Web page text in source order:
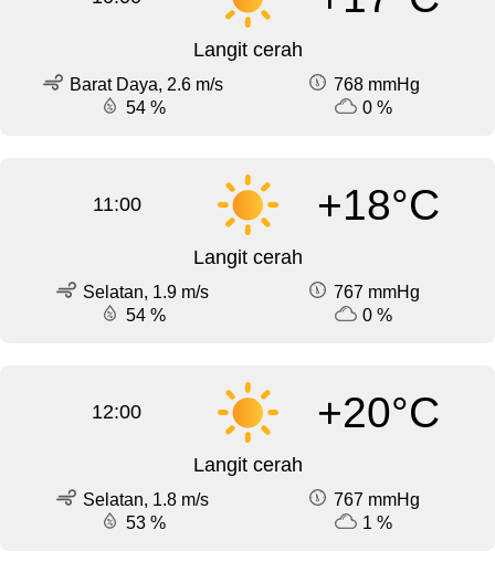
Langit cerah
Barat Daya, 2.6 m/s
768 mmHg
54 %
0 %
11:00 +18°C
Langit cerah
Selatan, 1.9 m/s
767 mmHg
54 %
0 %
12:00 +20°C
Langit cerah
Selatan, 1.8 m/s
767 mmHg
53 %
1 %